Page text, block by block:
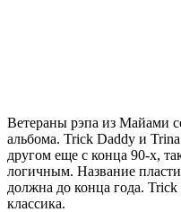
Ветераны рэпа из Майами
альбома. Trick Daddy и
другом еще с конца 90-х,
логичным. Название
должна до конца года. Trick
классика.